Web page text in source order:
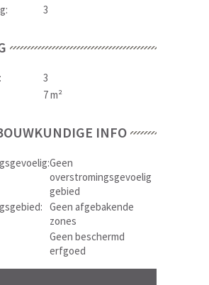
3
3
7 m²
INFO
Geen
overstromingsgevoelig
gebied
Geen afgebakende
zones
Geen beschermd
erfgoed